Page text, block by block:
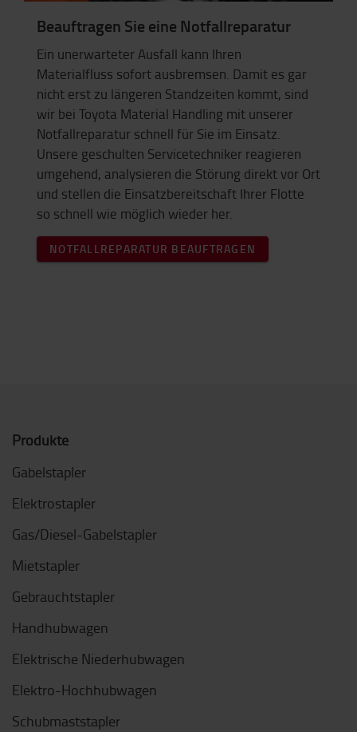
Beauftragen Sie eine Notfallreparatur
Ein unerwarteter Ausfall kann Ihren
Materialfluss sofort ausbremsen. Damit es gar
nicht erst zu längeren Standzeiten kommt, sind
wir bei Toyota Material Handling mit unserer
Notfallreparatur schnell für Sie im Einsatz.
Unsere geschulten Servicetechniker reagieren
umgehend, analysieren die Störung direkt vor Ort
und stellen die Einsatzbereitschaft Ihrer Flotte
so schnell wie möglich wieder her.
NOTFALLREPARATUR BEAUFTRAGEN
Produkte
Gabelstapler
Elektrostapler
Gas/Diesel-Gabelstapler
Mietstapler
Gebrauchtstapler
Handhubwagen
Elektrische Niederhubwagen
Elektro-Hochhubwagen
Schubmaststapler